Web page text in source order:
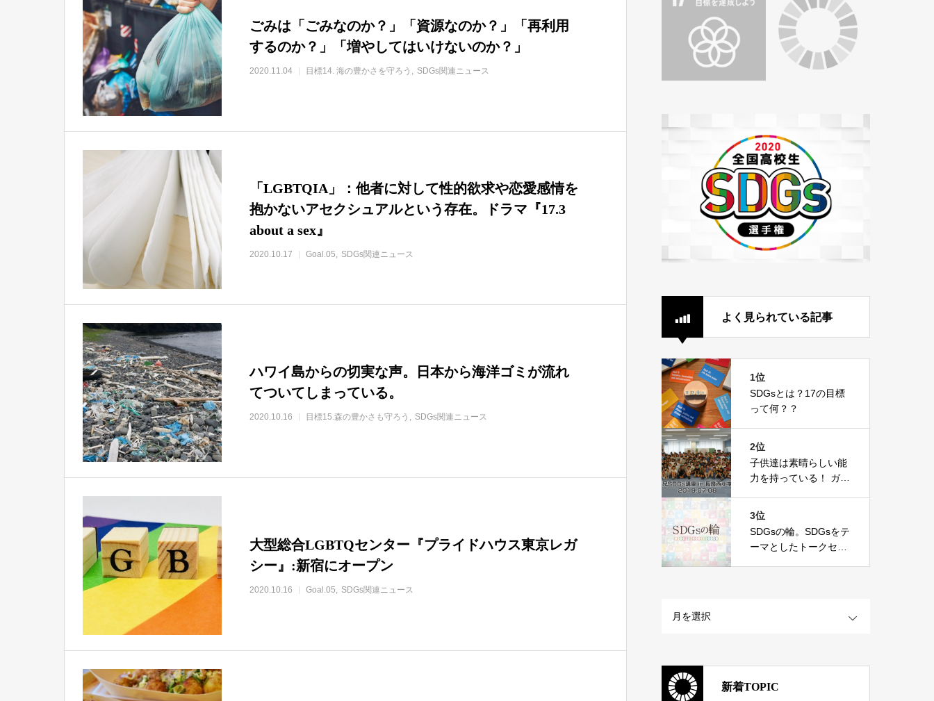
ごみは「ごみなのか？」「資源なのか？」「再利用
するのか？」「増やしてはいけないのか？」
2020.11.04 目標14. 海の豊かさを守ろう SDGs関連ニュース
「LGBTQIA」：他者に対して性的欲求や恋愛感情を
抱かないアセクシュアルという存在。ドラマ『17.3
about a sex』
2020.10.17 Goal.05 SDGs関連ニュース
ハワイ島からの切実な声。日本から海洋ゴミが流れ
てついてしまっている。
2020.10.16 目標15.森の豊かさも守ろう SDGs関連ニュース
大型総合LGBTQセンター『プライドハウス東京レガ
シー』:新宿にオープン
2020.10.16 Goal.05 SDGs関連ニュース
よく見られている記事
1位
SDGsとは？17の目標
って何？？
2位
子供達は素晴らしい能
力を持っている！ ガマ
小学校！
3位
SDGsの輪。SDGsをテ
ーマとしたトークセッ
新着TOPIC